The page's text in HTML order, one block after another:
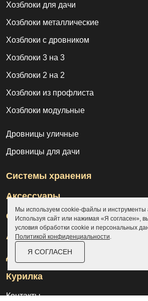
Хозблоки для дачи
Хозблоки металлические
Хозблоки с дровником
Хозблоки 3 на 3
Хозблоки 2 на 2
Хозблоки из профлиста
Хозблоки модульные
Дровницы уличные
Дровницы для дачи
Системы хранения
Аксессуары
Склады
Ангары
Дровницы
Курилка
Контакты
Мы используем cookie-файлы и инструменты
Используя сайт или нажимая «Я согласен»,
условия обработки cookie и персональных
Политикой конфиденциальности.
Я СОГЛАСЕН